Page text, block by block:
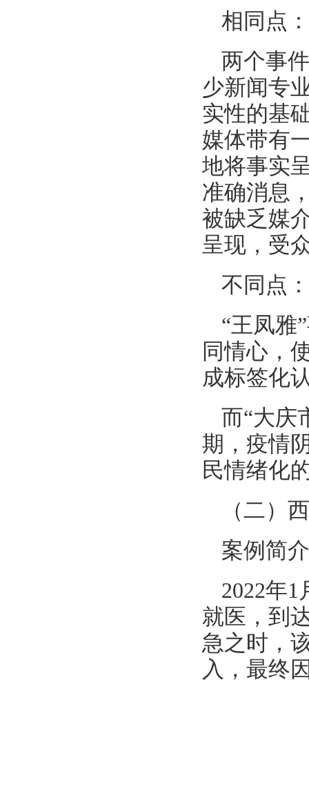
相同点：
两个事
少新闻专
实性的基
媒体带有
地将事实
准确消息
被缺乏媒
呈现，受
不同点：
“王凤雅
同情心，
成标签化
而“大庆
期，疫情
民情绪化
（二）
案例简
2022年
就医，到
急之时，
入，最终